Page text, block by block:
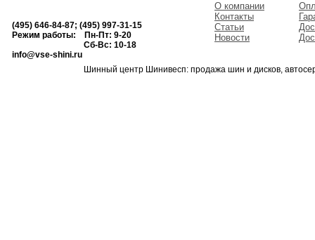
(495) 646-84-87; (495) 997-31-15
Режим работы: Пн-Пт: 9-20
Сб-Вс: 10-18
info@vse-shini.ru
О компании
Контакты
Статьи
Новости
Шинный центр Шинивесп: продажа шин и дисков,